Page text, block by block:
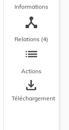
Informations
device_hub
Relations (4)
list
Actions
save_alt
Téléchargement